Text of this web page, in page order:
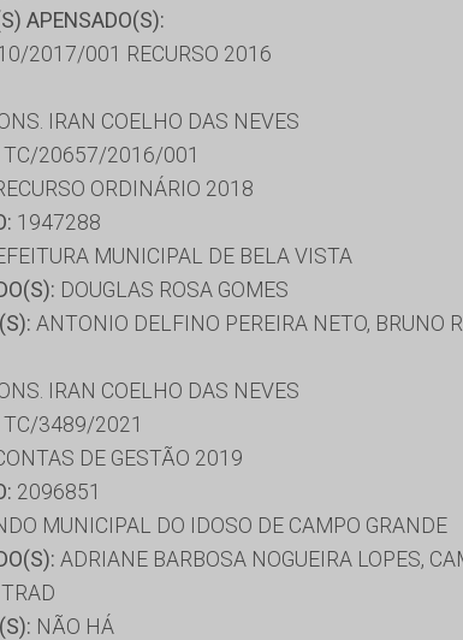
APENSADO(S):
2017/001 RECURSO 2016
IRAN COELHO DAS NEVES
TC/20657/2016/001
ORDINÁRIO 2018
1947288
MUNICIPAL DE BELA VISTA
DOUGLAS ROSA GOMES
ANTONIO DELFINO PEREIRA NETO, BRUNO
IRAN COELHO DAS NEVES
TC/3489/2021
DE GESTÃO 2019
2096851
MUNICIPAL DO IDOSO DE CAMPO GRANDE
ADRIANE BARBOSA NOGUEIRA LOPES,
NÃO HÁ